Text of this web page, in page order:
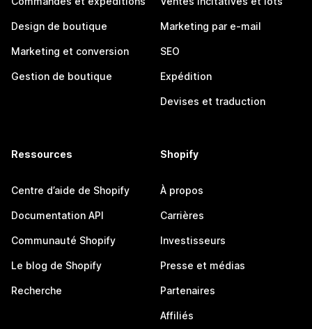
Design de boutique
Marketing et conversion
Gestion de boutique
Marketing par e-mail
SEO
Expédition
Devises et traduction
Ressources
Centre d’aide de Shopify
Documentation API
Communauté Shopify
Le blog de Shopify
Recherche
Shopify
À propos
Carrières
Investisseurs
Presse et médias
Partenaires
Affiliés